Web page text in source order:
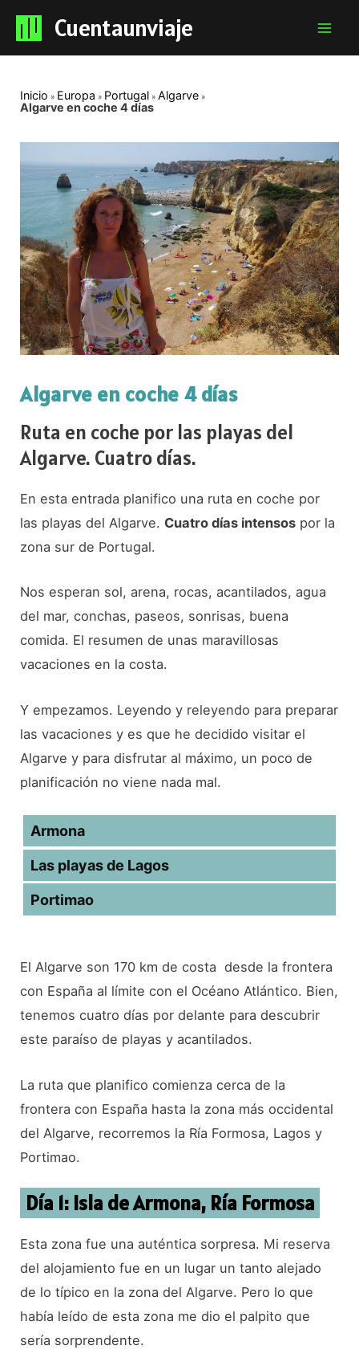
Cuentaunviaje
Inicio Europa Portugal
Algarve
Algarve en coche 4 días
Algarve en coche 4 días
Ruta en coche por las playas del
Algarve. Cuatro días.
En esta entrada planifico una ruta en coche por
las playas del Algarve. Cuatro días intensos por la
zona sur de Portugal.
Nos esperan sol, arena, rocas, acantilados, agua
del mar, conchas, paseos, sonrisas, buena
comida. El resumen de unas maravillosas
vacaciones en la costa.
Y empezamos. Leyendo y releyendo para preparar
las vacaciones y es que he decidido visitar el
Algarve y para disfrutar al máximo, un poco de
planificación no viene nada mal.
Armona
Las playas de Lagos
Portimao
El Algarve son 170 km de costa desde la frontera
con España al límite con el Océano Atlántico. Bien,
tenemos cuatro días por delante para descubrir
este paraíso de playas y acantilados.
La ruta que planifico comienza cerca de la
frontera con España hasta la zona más occidental
del Algarve, recorremos la Ría Formosa, Lagos y
Portimao.
Día 1: Isla de Armona, Ría Formosa
Esta zona fue una auténtica sorpresa. Mi reserva
del alojamiento fue en un lugar un tanto alejado
de lo típico en la zona del Algarve. Pero lo que
había leído de esta zona me dio el palpito que
sería sorprendente.